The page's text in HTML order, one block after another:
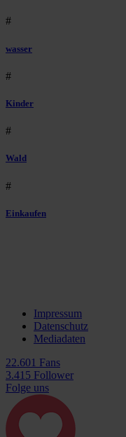
#
wasser
#
Kinder
#
Wald
#
Einkaufen
Impressum
Datenschutz
Mediadaten
22.601 Fans
3.415 Follower
Folge uns